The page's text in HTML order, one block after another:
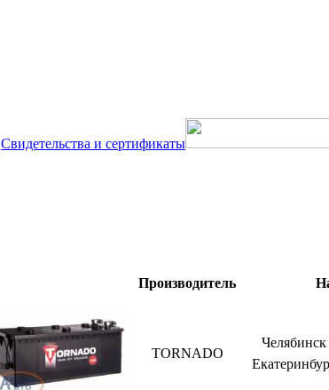
Свидетельства и сертификаты
Производитель
TORNADO
Челябинск